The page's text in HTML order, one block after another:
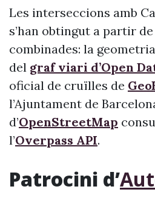
Les interseccions amb
s’han obtingut a partir
combinades: la
del graf viari d’Open
oficial de cruïlles de
l’Ajuntament de
d’OpenStreetMap
l’Overpass API.
Patrocini d’